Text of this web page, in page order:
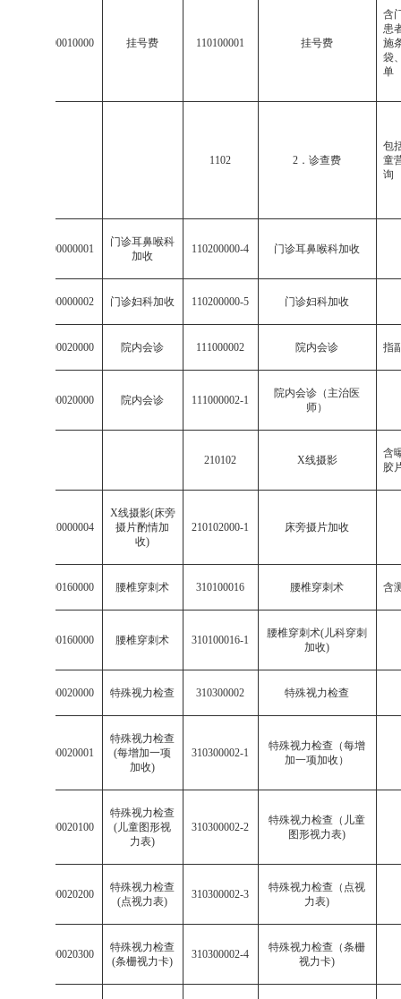
001101000010000 挂号费 110100001 挂号费
含
患
施
袋
单
1102 2 ．诊查费
包
童
询
511102000000001
门诊耳鼻喉科
加收
110200000-4 门诊耳鼻喉科加收
511102000000002 门诊妇科加收 110200000-5 门诊妇科加收
001110000020000 院内会诊 111000002 院内会诊 指
001110000020000 院内会诊 111000002-1
院内会诊（主治医
师）
210102 X线摄影
含
胶
002101020000004
X线摄影(床旁
摄片酌情加
收)
210102000-1 床旁摄片加收
003101000160000 腰椎穿刺术 310100016 腰椎穿刺术 含
003101000160000 腰椎穿刺术 310100016-1
腰椎穿刺术(儿科穿刺
加收)
003103000020000 特殊视力检查 310300002 特殊视力检查
003103000020001
特殊视力检查
(每增加一项
加收)
310300002-1
特殊视力检查（每增
加一项加收）
003103000020100
特殊视力检查
(儿童图形视
力表)
310300002-2
特殊视力检查（儿童
图形视力表)
003103000020200
特殊视力检查
(点视力表)
310300002-3
特殊视力检查（点视
力表)
003103000020300
特殊视力检查
(条栅视力卡)
310300002-4
特殊视力检查（条栅
视力卡)